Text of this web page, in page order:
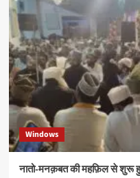
Windows
नातो-मनक़बत की महफ़िल से शुरू